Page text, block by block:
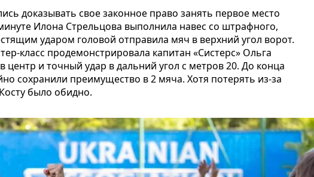
доказывать свое законное право занять первое место
Илона Стрельцова выполнила навес со штрафного,
ударом головой отправила мяч в верхний угол ворот.
класс продемонстрировала капитан «Систерс» Ольга
и точный удар в дальний угол с метров 20. До конца
сохранили преимущество в 2 мяча. Хотя потерять из-за
было обидно.